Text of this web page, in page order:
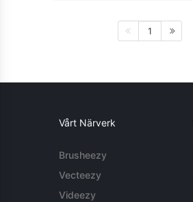
1
Vårt Närverk
Brusheezy
Vecteezy
Videezy